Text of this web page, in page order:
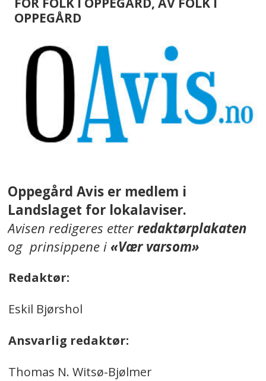
OPPEGÅRD
Oppegård Avis er medlem i
Landslaget for lokalaviser.
Avisen redigeres etterredaktørplakaten
og prinsippene i«Vær varsom»
Redaktør:
Eskil Bjørshol
Ansvarlig redaktør:
Thomas N. Witsø-Bjølmer